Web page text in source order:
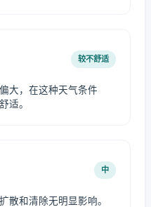
较不舒适
大，在这种天气条件
适。
中
散和清除无明显影响。